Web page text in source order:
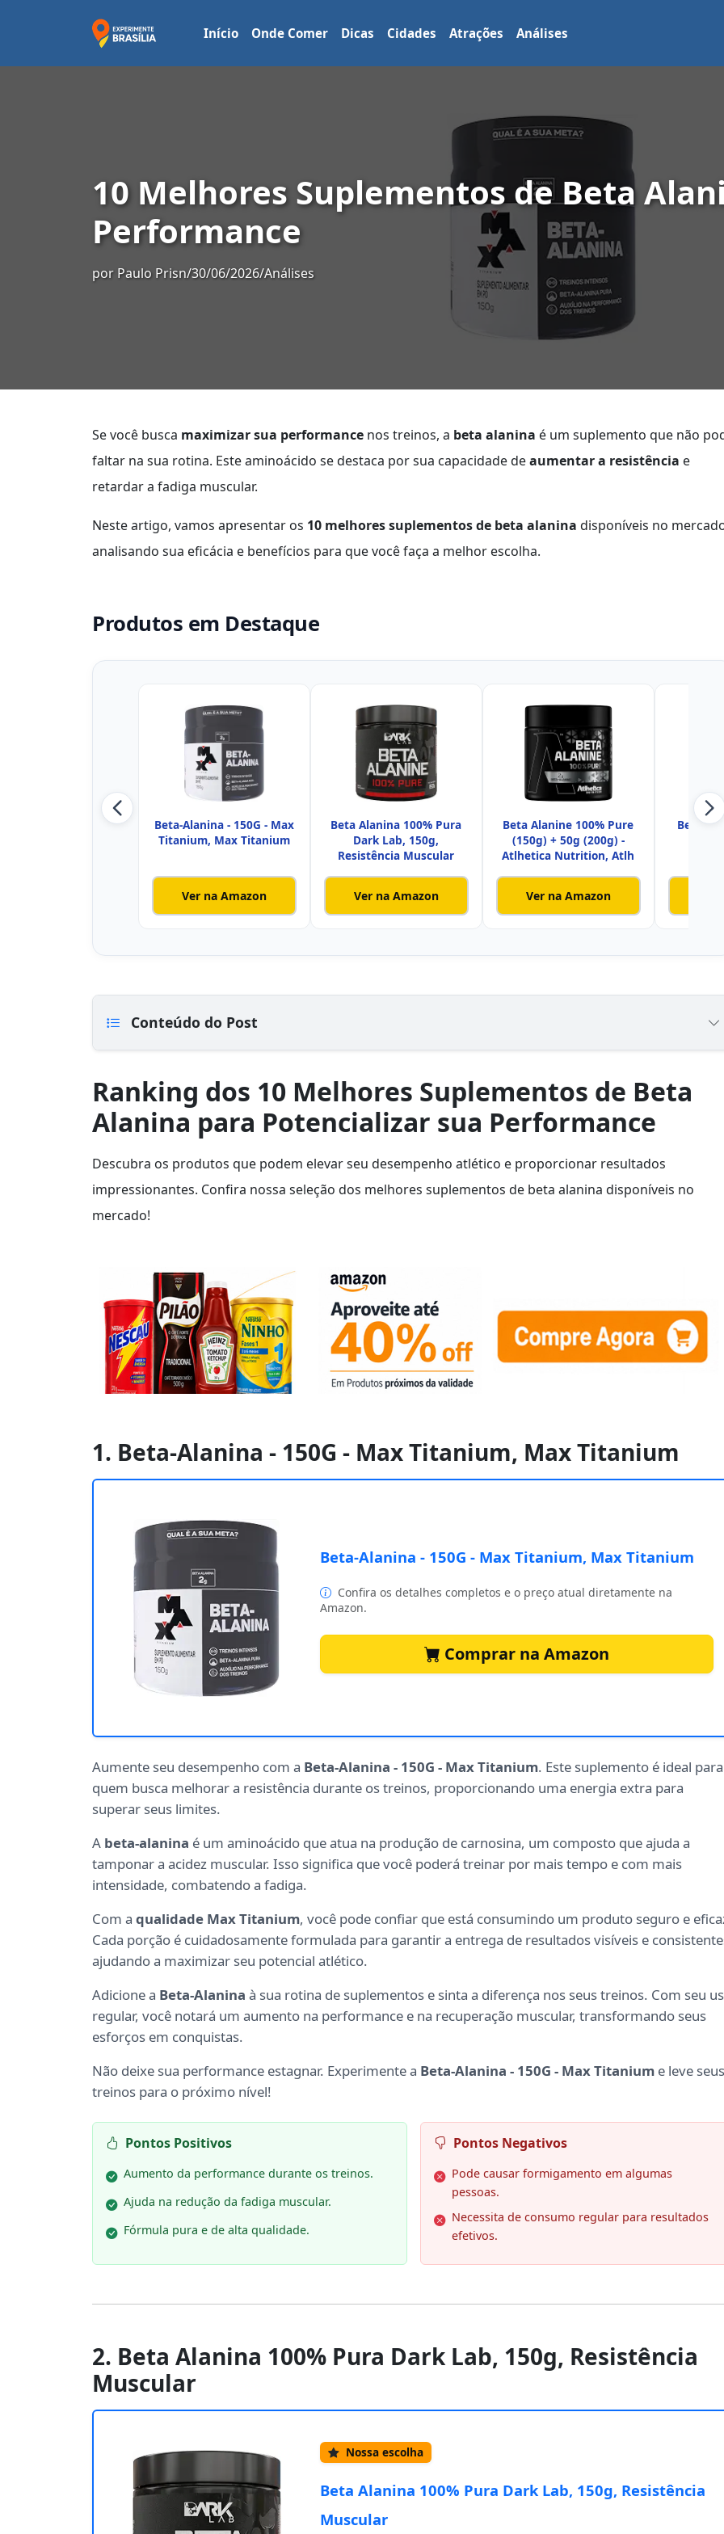
Início Onde Comer Dicas Cidades Atrações Análises
10 Melhores Suplementos de Beta
Performance
por Paulo Prisn/30/06/2026/Análises
Se você busca maximizar sua performance nos treinos, a beta alanina é um suplemento que não
faltar na sua rotina. Este aminoácido se destaca por sua capacidade deaumentar a resistência e
retardar a fadiga muscular.
Neste artigo, vamos apresentar os 10 melhores suplementos de beta alanina disponíveis no
analisando sua eficácia e benefícios para que você faça a melhor escolha.
Produtos em Destaque
Beta-Alanina - 150G - Max
Titanium, Max Titanium
Ver na Amazon
Beta Alanina 100% Pura
Dark Lab, 150g,
Resistência Muscular
Ver na Amazon
Beta Alanine 100% Pure
(150g) + 50g (200g) -
Atlhetica Nutrition, Atlh
Ver na Amazon
Beta
Conteúdo do Post
Ranking dos 10 Melhores Suplementos de Beta
Alanina para Potencializar sua Performance
Descubra os produtos que podem elevar seu desempenho atlético e proporcionar resultados
impressionantes. Confira nossa seleção dos melhores suplementos de beta alanina disponíveis no
mercado!
1. Beta-Alanina - 150G - Max Titanium, Max Titanium
Beta-Alanina - 150G - Max Titanium, Max Titanium
Confira os detalhes completos e o preço atual diretamente na
Amazon.
Comprar na Amazon
Aumente seu desempenho com a Beta-Alanina - 150G - Max Titanium. Este suplemento é ideal para
quem busca melhorar a resistência durante os treinos, proporcionando uma energia extra para
superar seus limites.
A beta-alanina é um aminoácido que atua na produção de carnosina, um composto que ajuda a
tamponar a acidez muscular. Isso significa que você poderá treinar por mais tempo e com mais
intensidade, combatendo a fadiga.
Com a qualidade Max Titanium, você pode confiar que está consumindo um produto seguro e
Cada porção é cuidadosamente formulada para garantir a entrega de resultados visíveis e
ajudando a maximizar seu potencial atlético.
Adicione a Beta-Alanina à sua rotina de suplementos e sinta a diferença nos seus treinos. Com seu
regular, você notará um aumento na performance e na recuperação muscular, transformando seus
esforços em conquistas.
Não deixe sua performance estagnar. Experimente a Beta-Alanina - 150G - Max Titanium e leve seus
treinos para o próximo nível!
Pontos Positivos
Aumento da performance durante os treinos.
Ajuda na redução da fadiga muscular.
Fórmula pura e de alta qualidade.
Pontos Negativos
Pode causar formigamento em algumas
pessoas.
Necessita de consumo regular para resultados
efetivos.
2. Beta Alanina 100% Pura Dark Lab, 150g, Resistência
Muscular
Nossa escolha
Beta Alanina 100% Pura Dark Lab, 150g, Resistência
Muscular